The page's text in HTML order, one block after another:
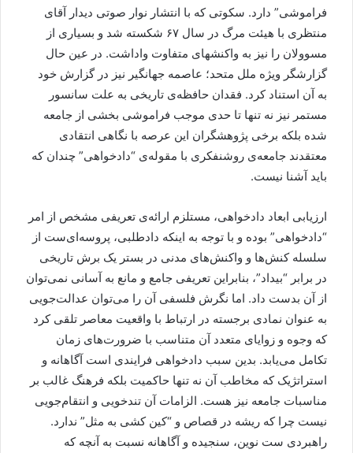
فراموشی” دارد. سکوتی که با انتشار نوار صوتی دیدار آقای
منتظری با هیئت مرگ در سال ۶۷ شکسته شد و بسیاری از
مسوولان را نیز به واکنشهای متفاوت واداشت. در عین حال
گزارشگر ویژه ملل متحد؛ عاصمه جهانگیر نیز در گزارش خود
به آن استناد کرد. فقدان حافظه‌ی تاریخی به علت سانسور
مستمر نیز نه تنها تا حدی موجب فراموشی بخشی از جامعه
شده بلکه برخی پژوهشگران این عرصه با نگاهی انتقادی
معتقدند جامعه‌ی روشنفکری با مقوله‌ی “دادخواهی” چندان که
باید آشنا نیست.
ارزیابی ابعاد دادخواهی، مستلزم ارائه‌ی تعریفی مشخص از امر
“دادخواهی” بوده و با توجه به اینکه دادطلبی، پروسه‌ای‌ست از
سلسله کنش‌ها و واکنش‌های مدنی در بستر یک برش تاریخی
در برابر “بیداد”، بنابراین تعریفی جامع و مانع به آسانی نمی‌‌توان
از آن بدست داد. اما نگرش فلسفی آن را می‌توان عدالت‌جویی
به عنوان نمادی برجسته در ارتباط با واقعیت معاصر تلقی کرد
که وجوه و زوایای متعدد آن متناسب با ضرورت‌های زمان
تکامل می‌یابد. بدین سبب دادخواهی فرایندی است آگاهانه و
استراتژیک که مخاطب آن نه تنها حاکمیت بلکه فرهنگ غالب بر
مناسبات جامعه نیز هست. الزامات آن تندخویی و انتقام‌جویی
نیست چرا که ریشه در قصاص و “کین کشی به مثل” ندارد.
راهبردی ست نوین، سنجیده و آگاهانه نسبت به آنچه که